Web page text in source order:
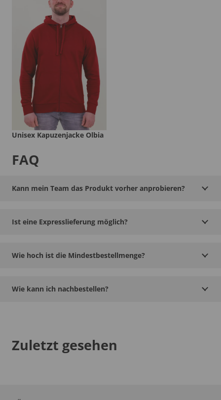
Unisex Kapuzenjacke Olbia
FAQ
Kann mein Team das Produkt vorher anprobieren?
Ist eine Expresslieferung möglich?
Wie hoch ist die Mindestbestellmenge?
Wie kann ich nachbestellen?
Zuletzt gesehen